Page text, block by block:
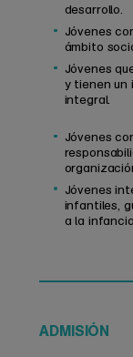
desarrollo.
Jóvenes
ámbito
Jóvenes
y tienen un
integral.
Jóvenes
Jóvenes
infantiles,
a la infancia.
ADMISIÓN